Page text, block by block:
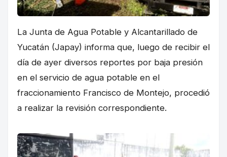
La Junta de Agua Potable y Alcantarillado de
Yucatán (Japay) informa que, luego de recibir el
día de ayer diversos reportes por baja presión
en el servicio de agua potable en el
fraccionamiento Francisco de Montejo, procedió
a realizar la revisión correspondiente.